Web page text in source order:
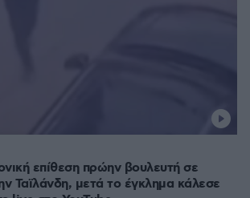
επίθεση πρώην βουλευτή σε
Ταϊλάνδη, μετά το έγκλημα κάλεσε